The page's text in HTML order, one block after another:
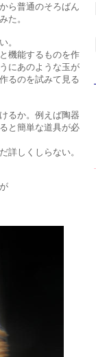
ら普通のそろばん
た。
。
機能するものを作
にあのような玉が
るのを試みて見る
るか。例えば陶器
と簡単な道具が必
詳しくしらない。